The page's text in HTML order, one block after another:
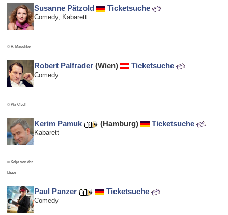
© R. Maschke
Susanne Pätzold Ticketsuche
Comedy, Kabarett
© Pia Clodi
Robert Palfrader (Wien) Ticketsuche
Comedy
© Kolja von der
Lippe
Kerim Pamuk (Hamburg) Ticketsuche
Kabarett
Paul Panzer Ticketsuche
Comedy